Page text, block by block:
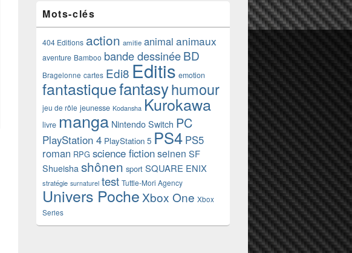
Mots-clés
404 Editions action amitie animal animaux
aventure Bamboo bande dessinéeBD
Bragelonne cartes Edi8 Editis emotion
fantastiquefantasyhumour
jeu de rôle jeunesse Kodansha Kurokawa
livre manga Nintendo Switch PC
PlayStation 4 PlayStation 5 PS4 PS5
roman RPG science fictionseinen SF
Shueisha shônen sport SQUARE ENIX
stratégie surnaturel test Tuttle-Mori Agency
Univers Poche Xbox One Xbox
Series